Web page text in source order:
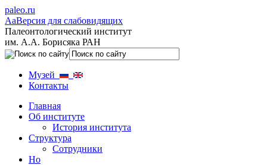
paleo.ru
AaВерсия для слабовидящих
Палеонтологический институт
им. А.А. Борисяка РАН
Музей
Контакты
Главная
Об институте
История института
Структура
Сотрудники
Но